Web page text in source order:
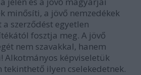
minősíti, a jövő nemzedékek
szerződést egyetlen
fosztja meg. A jövő
nem szavakkal, hanem
Alkotmányos képviseletük
tekinthető ilyen cselekedetnek.